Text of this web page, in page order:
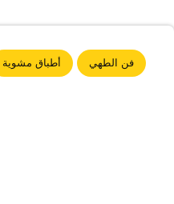
فن الطهي أطباق مشوية